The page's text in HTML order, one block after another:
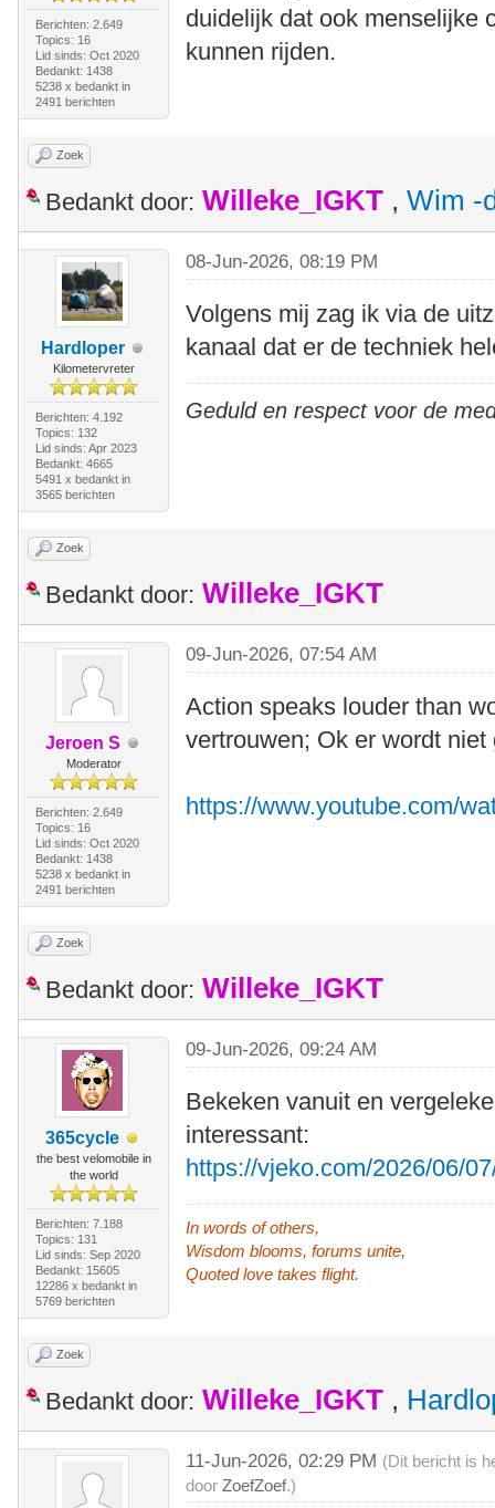
Berichten: 2.649
Topics: 16
Lid sinds: Oct 2020
Bedankt: 1438
5238 x bedankt in
2491 berichten
duidelijk dat ook menselijke
kunnen rijden.
Zoek
Bedankt door: Willeke_IGKT , Wim -
Hardloper
Kilometervreter
Berichten: 4.192
Topics: 132
Lid sinds: Apr 2023
Bedankt: 4665
5491 x bedankt in
3565 berichten
08-Jun-2026, 08:19 PM
Volgens mij zag ik via de
kanaal dat er de techniek
Geduld en respect voor de
Zoek
Bedankt door: Willeke_IGKT
Jeroen S
Moderator
Berichten: 2.649
Topics: 16
Lid sinds: Oct 2020
Bedankt: 1438
5238 x bedankt in
2491 berichten
09-Jun-2026, 07:54 AM
Action speaks louder than
vertrouwen; Ok er wordt
https://www.youtube.com/
Zoek
Bedankt door: Willeke_IGKT
365cycle
the best velomobile in
the world
Berichten: 7.188
Topics: 131
Lid sinds: Sep 2020
Bedankt: 15605
12286 x bedankt in
5769 berichten
09-Jun-2026, 09:24 AM
Bekeken vanuit en
interessant:
https://vjeko.com/2026/06/
In words of others,
Wisdom blooms, forums unite,
Quoted love takes flight.
Zoek
Bedankt door: Willeke_IGKT ,
11-Jun-2026, 02:29 PM (Dit bericht is
doorZoefZoef.)